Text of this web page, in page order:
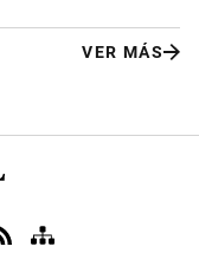
VER MÁS